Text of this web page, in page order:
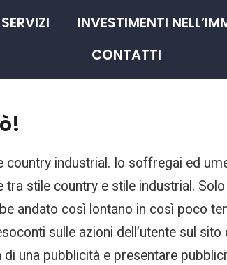
SERVIZI INVESTIMENTI
CONTATTI
country industrial. Io soffregai ed
stile country e stile industrial.
andato così lontano in così poco
sulle azioni dell’utente sul
una pubblicità e presentare